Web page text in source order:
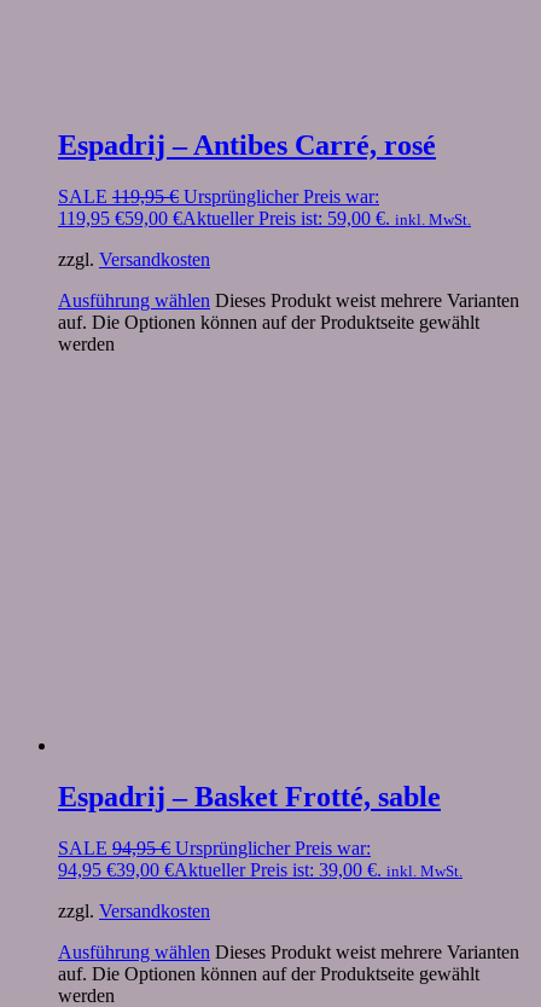
Espadrij – Antibes Carré, rosé
SALE 119,95€ Ursprünglicher Preis war:
119,95 €59,00 €Aktueller Preis ist: 59,00 €. inkl. MwSt.
zzgl. Versandkosten
Ausführung wählen Dieses Produkt weist mehrere Varianten
auf. Die Optionen können auf der Produktseite gewählt
werden
Espadrij – Basket Frotté, sable
SALE 94,95€ Ursprünglicher Preis war:
94,95 €39,00 €Aktueller Preis ist: 39,00 €. inkl. MwSt.
zzgl. Versandkosten
Ausführung wählen Dieses Produkt weist mehrere Varianten
auf. Die Optionen können auf der Produktseite gewählt
werden